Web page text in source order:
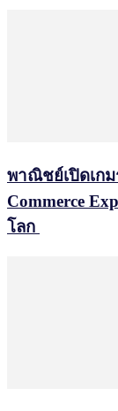
พาณิชย์เปิดเกม
Commerce
โลก